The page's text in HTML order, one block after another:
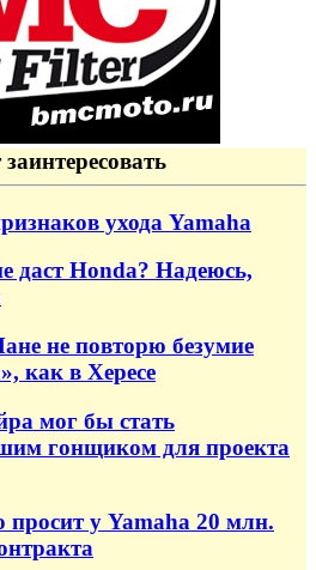
ухода Yamaha
даст Honda? Надеюсь,
не повторю безумие
как в Хересе
мог бы стать
гонщиком для проекта
у Yamaha 20 млн.